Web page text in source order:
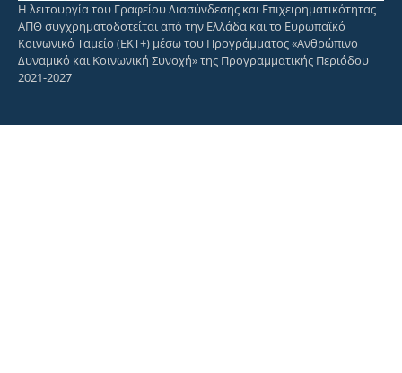
Η λειτουργία του Γραφείου Διασύνδεσης και Επιχειρηματικότητας
ΑΠΘ συγχρηματοδοτείται από την Ελλάδα και το Ευρωπαϊκό
Κοινωνικό Ταμείο (ΕΚΤ+) μέσω του Προγράμματος «Ανθρώπινο
Δυναμικό και Κοινωνική Συνοχή» της Προγραμματικής Περιόδου
2021-2027